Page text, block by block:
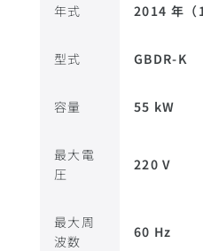
年式 2014 年（
型式 GBDR-K
容量 55 kW
最大電
圧
220 V
最大周
波数
60 Hz